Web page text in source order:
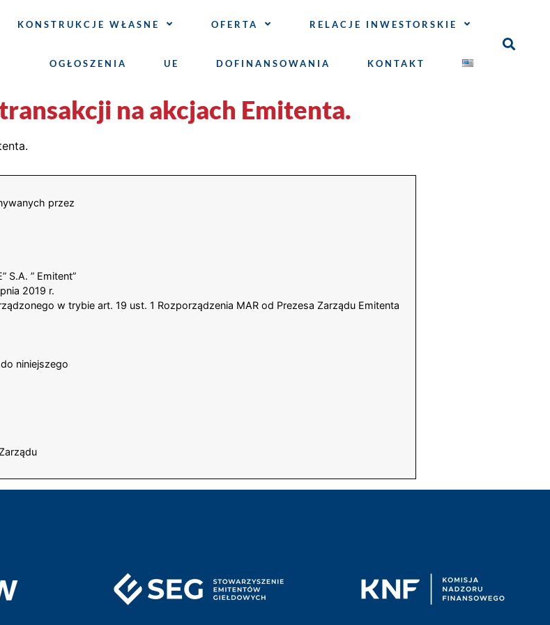
KONSTRUKCJE WŁASNE OFERTA RELACJE INWESTORSKIE
OGŁOSZENIA UE DOFINANSOWANIA KONTAKT
na akcjach Emitenta.
przez
S.A. ” Emitent”
2019 r.
w trybie art. 19 ust. 1 Rozporządzenia MAR od Prezesa Zarządu Emitenta
niniejszego